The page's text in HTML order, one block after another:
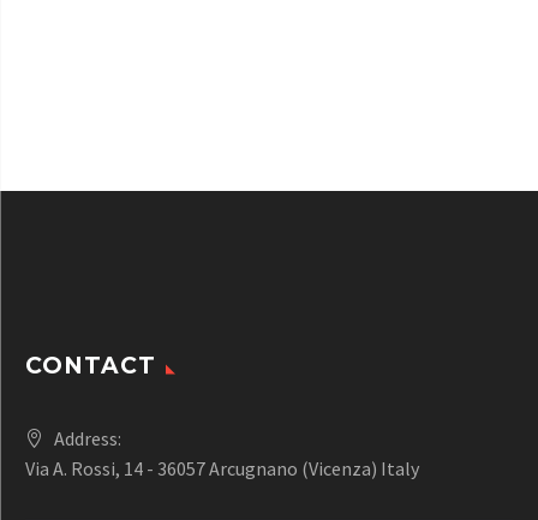
CONTACT
Address:
Via A. Rossi, 14 - 36057 Arcugnano (Vicenza) Italy